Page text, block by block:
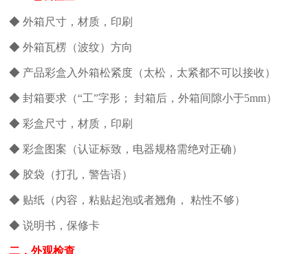
◆ 外箱尺寸，材质，印刷
◆ 外箱瓦楞（波纹）方向
◆ 产品彩盒入外箱松紧度（太松，太紧都不可以接收）
◆ 封箱要求（“工”字形； 封箱后，外箱间隙小于5mm）
◆ 彩盒尺寸，材质，印刷
◆ 彩盒图案（认证标致，电器规格需绝对正确）
◆ 胶袋（打孔，警告语）
◆ 贴纸（内容，粘贴起泡或者翘角， 粘性不够）
◆ 说明书，保修卡
二．外观检查